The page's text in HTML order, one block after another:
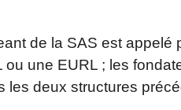
de la SAS est appelé
ou une EURL ; les
les deux structures